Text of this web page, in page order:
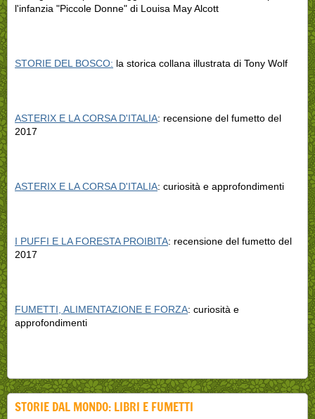
l'infanzia "Piccole Donne" di Louisa May Alcott
STORIE DEL BOSCO: la storica collana illustrata di Tony Wolf
ASTERIX E LA CORSA D'ITALIA: recensione del fumetto del
2017
ASTERIX E LA CORSA D'ITALIA: curiosità e approfondimenti
I PUFFI E LA FORESTA PROIBITA: recensione del fumetto del
2017
FUMETTI, ALIMENTAZIONE E FORZA: curiosità e
approfondimenti
STORIE DAL MONDO: LIBRI E FUMETTI